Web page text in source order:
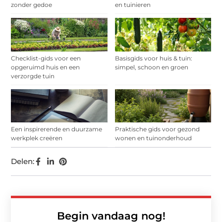
zonder gedoe
en tuinieren
Checklist-gids voor een
opgeruimd huis en een
verzorgde tuin
Basisgids voor huis & tuin:
simpel, schoon en groen
Een inspirerende en duurzame
werkplek creëren
Praktische gids voor gezond
wonen en tuinonderhoud
Begin vandaag nog!
Delen: